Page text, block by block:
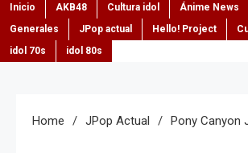
Inicio AKB48 Cultura idol Ánime News
Generales
JPop actual Hello! Project
idol 70s
idol 80s
Home JPop Actual Pony Canyon